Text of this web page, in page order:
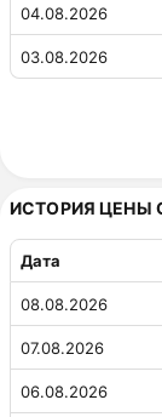
04.08.2026
03.08.2026
29.07.2026
ИСТОРИЯ ЦЕНЫ
Дата
08.08.2026
07.08.2026
06.08.2026